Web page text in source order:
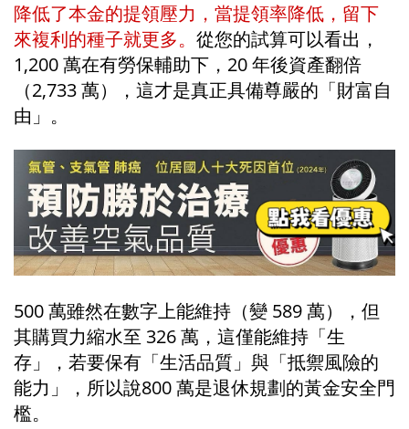
降低了本金的提領壓力，當提領率降低，留下
來複利的種子就更多。 從您的試算可以看出，
1,200 萬在有勞保輔助下，20 年後資產翻倍
（2,733 萬），這才是真正具備尊嚴的「財富自
由」。
500 萬雖然在數字上能維持（變 589 萬），但
其購買力縮水至 326 萬，這僅能維持「生
存」，若要保有「生活品質」與「抵禦風險的
能力」，所以說800 萬是退休規劃的黃金安全門
檻。